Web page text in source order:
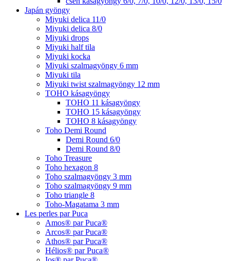
Japán gyöngy
Miyuki delica 11/0
Miyuki delica 8/0
Miyuki drops
Miyuki half tila
Miyuki kocka
Miyuki szalmagyöngy 6 mm
Miyuki tila
Miyuki twist szalmagyöngy 12 mm
TOHO kásagyöngy
TOHO 11 kásagyöngy
TOHO 15 kásagyöngy
TOHO 8 kásagyöngy
Toho Demi Round
Demi Round 6/0
Demi Round 8/0
Toho Treasure
Toho hexagon 8
Toho szalmagyöngy 3 mm
Toho szalmagyöngy 9 mm
Toho triangle 8
Toho-Magatama 3 mm
Les perles par Puca
Amos® par Puca®
Arcos® par Puca®
Athos® par Puca®
Hélios® par Puca®